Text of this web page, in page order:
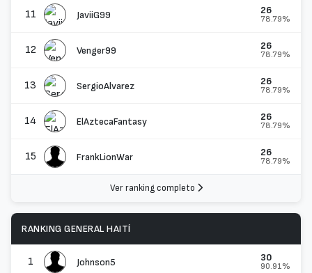
11 JaviiG99 26
78.79%
12 Venger99 26
78.79%
13 SergioAlvarez 26
78.79%
14 ElAztecaFantasy 26
78.79%
15 FrankLionWar 26
78.79%
Ver ranking completo
RANKING GENERAL HAITÍ
1 Johnson5 30
90.91%